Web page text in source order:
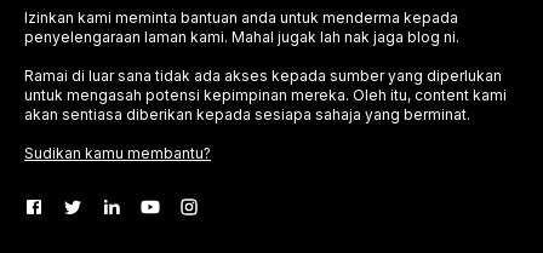
Izinkan kami meminta bantuan anda untuk menderma kepada
penyelengaraan laman kami. Mahal jugak lah nak jaga blog ni.
Ramai di luar sana tidak ada akses kepada sumber yang diperlukan
untuk mengasah potensi kepimpinan mereka. Oleh itu, content kami
akan sentiasa diberikan kepada sesiapa sahaja yang berminat.
Sudikan kamu membantu?